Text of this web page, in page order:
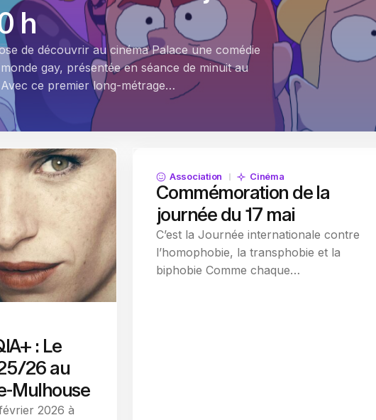
h
de découvrir au cinéma Palace une comédie
gay, présentée en séance de minuit au
ce premier long-métrage…
: Le
26 au
Mulhouse
2026 à
Association Cinéma
Commémoration de la
journée du 17 mai
C’est la Journée internationale contre
l’homophobie, la transphobie et la
biphobie Comme chaque…